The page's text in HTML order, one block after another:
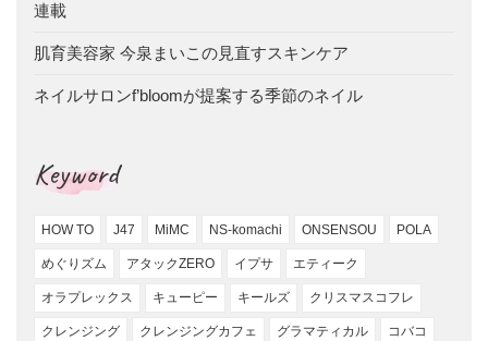
連載
肌育美容家 今泉まいこの見直すスキンケア
ネイルサロンf’bloomが提案する季節のネイル
Keyword
HOW TO J47 MiMC NS-komachi ONSENSOU POLA
めぐりズム アタックZERO イプサ エティーク
オラプレックス キューピー キールズ クリスマスコフレ
クレンジング クレンジングカフェ グラマティカル コバコ